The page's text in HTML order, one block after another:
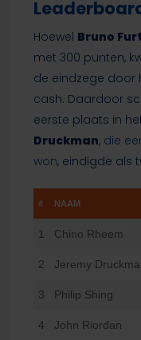
Hoewel Bruno
met 300 punten,
de eindzege door
cash. Daardoor
eerste plaats in
Druckman, die
won, eindigde als
# NAAM
1 Chino Rheem
2 Jeremy
3 Philip Shing
4 John Riordan